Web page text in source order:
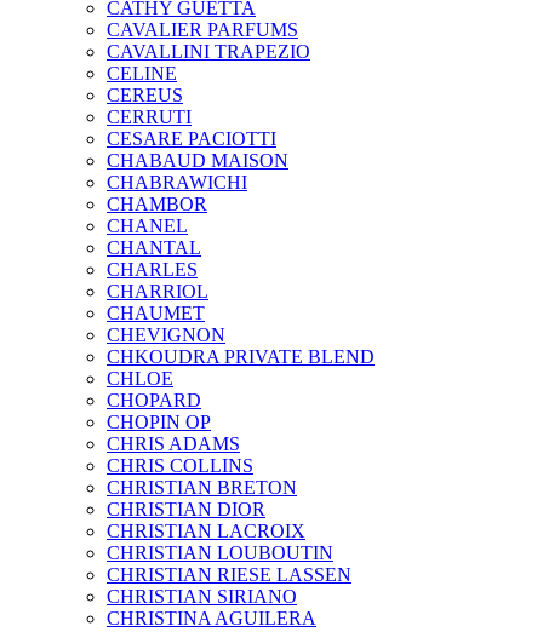
CATHY GUETTA
CAVALIER PARFUMS
CAVALLINI TRAPEZIO
CELINE
CEREUS
CERRUTI
CESARE PACIOTTI
CHABAUD MAISON
CHABRAWICHI
CHAMBOR
CHANEL
CHANTAL
CHARLES
CHARRIOL
CHAUMET
CHEVIGNON
CHKOUDRA PRIVATE BLEND
CHLOE
CHOPARD
CHOPIN OP
CHRIS ADAMS
CHRIS COLLINS
CHRISTIAN BRETON
CHRISTIAN DIOR
CHRISTIAN LACROIX
CHRISTIAN LOUBOUTIN
CHRISTIAN RIESE LASSEN
CHRISTIAN SIRIANO
CHRISTINA AGUILERA